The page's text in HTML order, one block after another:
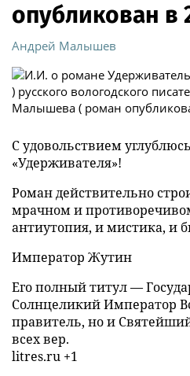
опубликован в
Андрей Малышев
С удовольствием
«Удерживателя»!
Роман действительно
мрачном и
антиутопия, и мистика, и
Император Жутин
Его полный титул —
Солнцеликий Император
правитель, но и
всех вер.
litres.ru +1